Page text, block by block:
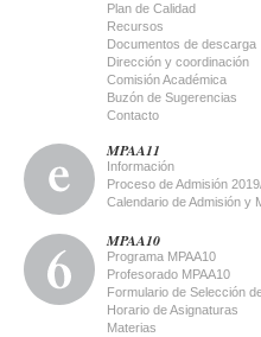
Plan de Calidad
Recursos
Documentos de descarga
Dirección y coordinación
Comisión Académica
Buzón de Sugerencias
Contacto
MPAA11
Información
Proceso de Admisión
Calendario de Admisión y
MPAA10
Programa MPAA10
Profesorado MPAA10
Formulario de Selección
Horario de Asignaturas
Materias